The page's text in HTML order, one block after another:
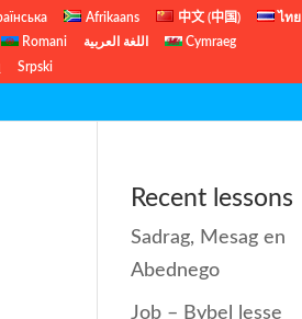
Afrikaans 中文 (中国)
ไทย
Romani اللغة العربية
Cymraeg
SrpskiNuwe Testament
Recent lessons
Sadrag, Mesag en
Abednego
Job – Bybel lesse